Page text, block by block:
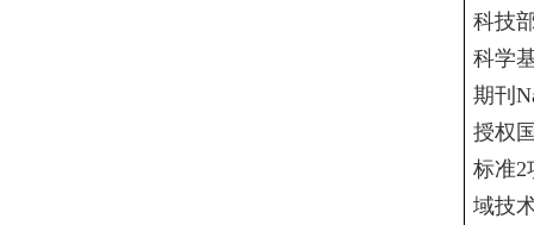
科技
科学
期刊
授权
标准2
域技